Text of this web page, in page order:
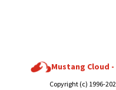
Mustang Cloud -
Copyright (c) 1996-